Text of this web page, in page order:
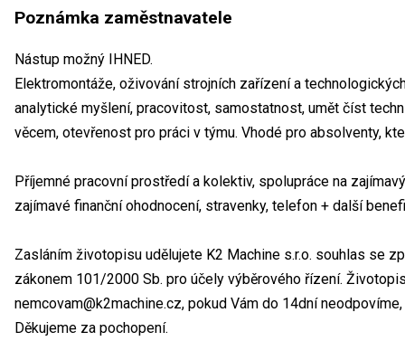
Poznámka zaměstnavatele
Nástup možný IHNED.
Elektromontáže, oživování strojních zařízení a
analytické myšlení, pracovitost, samostatnost, umět číst
věcem, otevřenost pro práci v týmu. Vhodé pro absolventy,
Příjemné pracovní prostředí a kolektiv, spolupráce na
zajímavé finanční ohodnocení, stravenky, telefon + další
Zasláním životopisu udělujete K2 Machine s.r.o. souhlas se
zákonem 101/2000 Sb. pro účely výběrového řízení.
nemcovam@k2machine.cz, pokud Vám do 14dní
Děkujeme za pochopení.